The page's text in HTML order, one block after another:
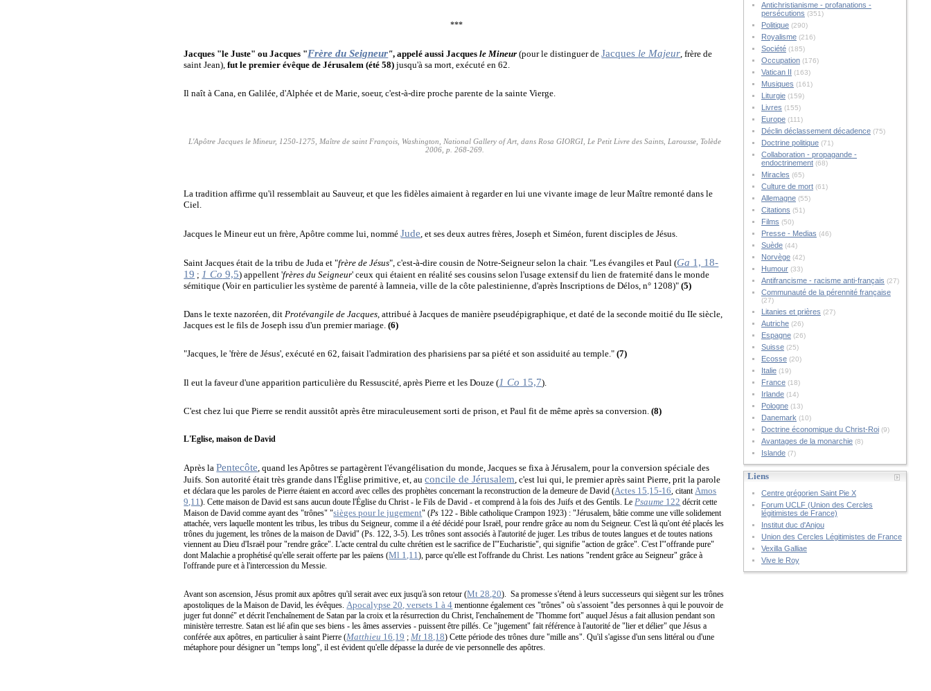
***
Jacques "le Juste" ou Jacques "Frère du Seigneur", appelé aussi Jacquesle Mineur(pour le distinguer deJacques le Majeur , frère de
saint Jean),fut le premier évêque de Jérusalem (été 58) jusqu'à sa mort, exécuté en 62.
Il naît à Cana, en Galilée,d'Alphée et de Marie, soeur, c'est-à-dire proche parente de la sainte Vierge.
L'Apôtre Jacques le Mineur, 1250-1275, Maître de saint François, Washington, National Gallery of Art, dans Rosa GIORGI, Le Petit Livre des Saints, Larousse, Tolède
2006, p. 268-269.
La tradition affirme qu'il ressemblait au Sauveur, et que les fidèles aimaient à regarder en lui une vivante image de leur Maître remonté dans le
Ciel.
Jacques le Mineur eut un frère, Apôtre comme lui, nomméJude , et ses deux autres frères, Joseph et Siméon, furent disciples de Jésus.
Saint Jacques était de la tribu de Juda et "frère de Jésus", c'est-à-dire cousin de Notre-Seigneur selon la chair. "Les évangiles et Paul (Ga 1, 18-
19 ; 1 Co 9,5) appellent 'frères du Seigneur' ceux qui étaient en réalité ses cousins selon l'usage extensif du lien de fraternité dans le monde
sémitique (Voir en particulier les système de parenté à Iamneia, ville de la côte palestinienne, d'après Inscriptions de Délos, n° 1208)"(5)
Dans le texte nazoréen, dit Protévangile de Jacques , attribué à Jacques de manière pseudépigraphique, et daté de la seconde moitié du IIe siècle,
Jacques est le fils de Joseph issu d'un premier mariage.(6)
"Jacques, le 'frère de Jésus', exécuté en 62, faisait l'admiration des pharisiens par sa piété et son assiduité au temple."(7)
Il eut la faveur d'une apparition particulière du Ressuscité, après Pierre et les Douze (1 Co 15,7).
C'est chez lui que Pierre se rendit aussitôt après être miraculeusement sorti de prison, et Paul fit de même après sa conversion.(8)
L'Eglise, maison de David
Après laPentecôte , quand les Apôtres se partagèrent l'évangélisation du monde, Jacques se fixa à Jérusalem, pour la conversion spéciale des
Juifs. Son autorité était très grande dans l'Église primitive, et, auconcile de Jérusalem , c'est lui qui, le premier après saint Pierre, prit la parole
etdéclara que les paroles de Pierre étaient en accord avec celles des prophètes concernant la reconstruction de la demeure de David (Actes 15,15-16 , citant Amos
9,11). Cette maison de David est sans aucun doute l'Église du Christ - le Fils de David - et comprend à la fois des Juifs et des Gentils. Le Psaume 122 décrit cette
Maison de David comme ayant des "trônes" "sièges pour le jugement" (Ps 122 - Bible catholique Crampon 1923) : "Jérusalem, bâtie comme une ville solidement
attachée, vers laquelle montent les tribus, les tribus du Seigneur, comme il a été décidé pour Israël, pour rendre grâce au nom du Seigneur. C'est là qu'ont été placés les
trônes du jugement, les trônes de la maison de David" (Ps. 122, 3-5). Les trônes sont associés à l'autorité de juger. Les tribus de toutes langues et de toutes nations
viennent au Dieu d'Israël pour "rendre grâce". L'acte central du culte chrétien est le sacrifice de l'"Eucharistie", qui signifie "action de grâce". C'est l'"offrande pure"
dont Malachie a prophétisé qu'elle serait offerte par les païens (Ml 1,11), parce qu'elle est l'offrande du Christ. Les nations "rendent grâce au Seigneur" grâce à
l'offrande pure et à l'intercession du Messie.
Avant son ascension, Jésus promit aux apôtres qu'il serait avec eux jusqu'à son retour (Mt 28,20). Sa promesse s'étend à leurs successeurs qui siègent sur les trônes
apostoliques de la Maison de David, les évêques. Apocalypse 20, versets 1 à 4 mentionne également ces "trônes" où s'assoient "des personnes à qui le pouvoir de
juger fut donné" et décrit l'enchaînement de Satan par la croix et la résurrection du Christ, l'enchaînement de "l'homme fort" auquel Jésus a fait allusion pendant son
ministère terrestre. Satan est lié afin que ses biens - les âmes asservies - puissent être pillés. Ce "jugement" fait référence à l'autorité de "lier et délier" que Jésus a
conférée aux apôtres, en particulier à saint Pierre (Matthieu 16,19 ; Mt 18,18) Cette période des trônes dure "mille ans". Qu'il s'agisse d'un sens littéral ou d'une
métaphore pour désigner un "temps long", il est évident qu'elle dépasse la durée de vie personnelle des apôtres.
Antichristianisme - profanations -
persécutions (351)
Politique(290)
Royalisme(216)
Société(185)
Occupation(176)
Vatican II (163)
Musiques (161)
Liturgie(159)
Livres (155)
Europe(111)
Déclin déclassement décadence(75)
Doctrine politique(71)
Collaboration - propagande -
endoctrinement(68)
Miracles (65)
Culture de mort(61)
Allemagne(55)
Citations (51)
Films (50)
Presse - Medias (46)
Suède(44)
Norvège(42)
Humour(33)
Antifrancisme - racisme anti-français (27)
Communauté de la pérennité française
(27)
Litanies et prières (27)
Autriche(26)
Espagne(26)
Suisse(25)
Ecosse(20)
Italie(19)
France(18)
Irlande(14)
Pologne(13)
Danemark (10)
Doctrine économique du Christ-Roi(9)
Avantages de la monarchie(8)
Islande(7)
Liens
Centre grégorien Saint Pie X
Forum UCLF (Union des Cercles
légitimistes de France)
Institut duc d'Anjou
Union des Cercles Légitimistes de France
Vexilla Galliae
Vive le Roy